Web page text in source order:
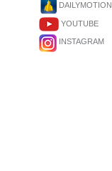
DAILYMOTION
YOUTUBE
INSTAGRAM